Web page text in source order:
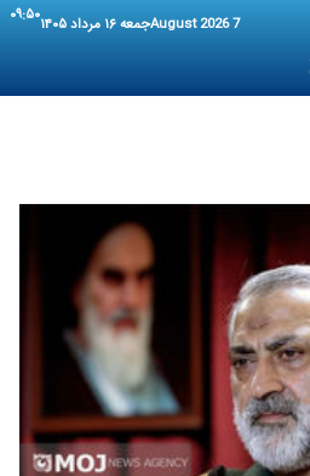
7 August 2026 جمعه ۱۶ مرداد ۱۴۰۵ ۰۹:۵۰